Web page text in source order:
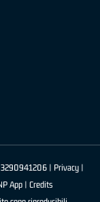
| Privacy|
App | Credits